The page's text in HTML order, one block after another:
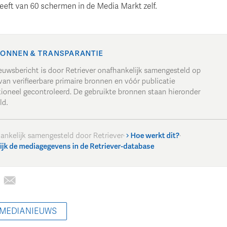
van 60 schermen in de Media Markt zelf.
& TRANSPARANTIE
is door Retriever onafhankelijk samengesteld op
verifieerbare primaire bronnen en vóór publicatie
gecontroleerd. De gebruikte bronnen staan hieronder
samengesteld door Retriever· Hoe werkt dit?·
de mediagegevens in de Retriever-database